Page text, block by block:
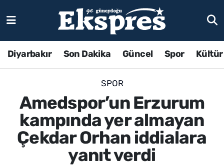
Diyarbakır Son Dakika Güncel Spor
SPOR
Amedspor’un Erzurum
kampında yer almayan
Çekdar Orhan iddialara
yanıt verdi